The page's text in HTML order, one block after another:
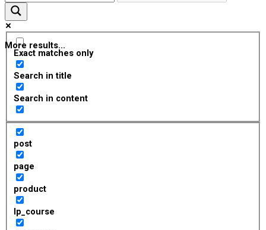
More results...
Exact matches only
Search in title
Search in content
post
page
product
lp_course